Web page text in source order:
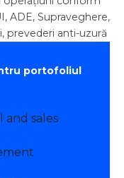
ADE, Supraveghere,
prevederi anti-uzură
portofoliul
and sales